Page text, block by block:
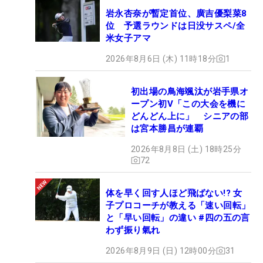
岩永杏奈が暫定首位、廣吉優梨菜8
位 予選ラウンドは日没サスペ/全
米女子アマ
2026年8月6日 (木) 11時18分 1
初出場の鳥海颯汰が岩手県オ
ープン初V「この大会を機に
どんどん上に」 シニアの部
は宮本勝昌が連覇
2026年8月8日 (土) 18時25分
72
体を早く回す人ほど飛ばない!? 女
子プロコーチが教える「速い回転」
と「早い回転」の違い #四の五の言
わず振り氣れ
2026年8月9日 (日) 12時00分 31